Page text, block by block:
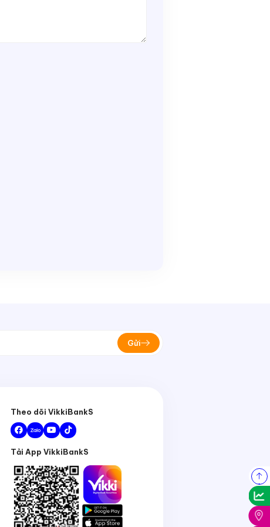
Gửi
Theo dõi VikkiBankS
Tải App VikkiBankS